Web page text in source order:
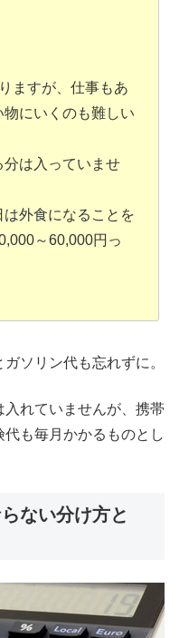
ますが、仕事もあ
にいくのも難しい
分は入っていませ
外食になることを
～60,000円っ
ソリン代も忘れずに。
れていませんが、携帯
も毎月かかるものとし
ない分け方と